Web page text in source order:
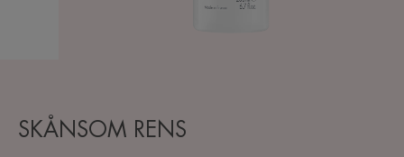
SKÅNSOM RENS